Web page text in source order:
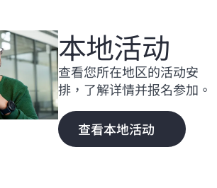
本地活动
查看您所在地区的活动安
排，了解详情并报名参加。
查看本地活动